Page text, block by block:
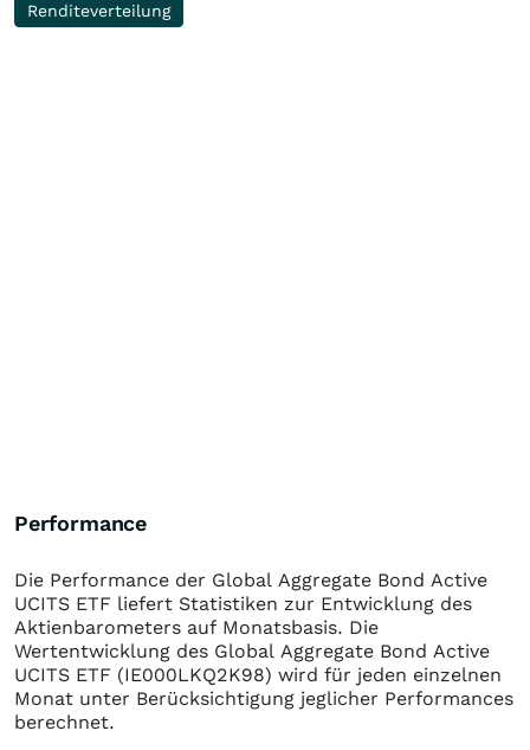
Renditeverteilung
Performance
Die Performance der Global Aggregate Bond Active
UCITS ETF liefert Statistiken zur Entwicklung des
Aktienbarometers auf Monatsbasis. Die
Wertentwicklung des Global Aggregate Bond Active
UCITS ETF (IE000LKQ2K98) wird für jeden einzelnen
Monat unter Berücksichtigung jeglicher Performances
berechnet.